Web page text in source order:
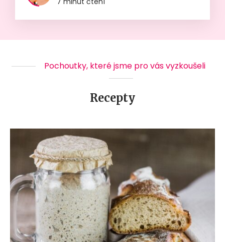
Pochoutky, které jsme pro vás vyzkoušeli
Recepty